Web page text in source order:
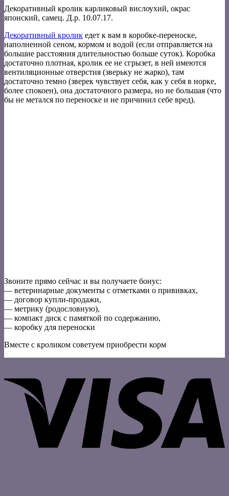
Декоративный кролик карликовый вислоухий, окрас
японский, самец. Д.р. 10.07.17.
Декоративный кролик едет к вам в коробке-переноске,
наполненной сеном, кормом и водой (если отправляется на
большие расстояния длительностью больше суток). Коробка
достаточно плотная, кролик ее не сгрызет, в ней имеются
вентиляционные отверстия (зверьку не жарко), там
достаточно темно (зверек чувствует себя, как у себя в норке,
более спокоен), она достаточного размера, но не большая (что
бы не метался по переноске и не причинил себе вред).
Звоните прямо сейчас и вы получаете бонус:
— ветеринарные документы с отметками о прививках,
— договор купли-продажи,
— метрику (родословную),
— компакт диск с памяткой по содержанию,
— коробку для переноски
Вместе с кроликом советуем приобрести корм